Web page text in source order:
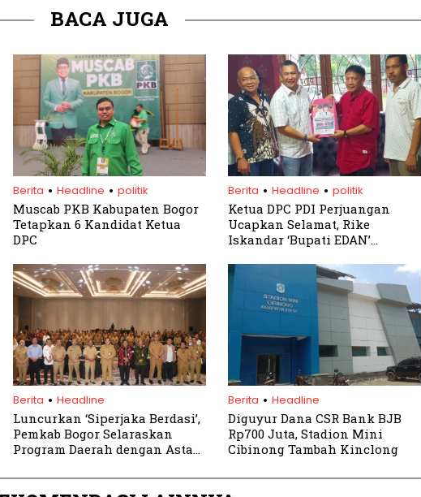
BACA JUGA
Berita . Headline . politik
Muscab PKB Kabupaten Bogor
Tetapkan 6 Kandidat Ketua
DPC
Berita . Headline . politik
Ketua DPC PDI Perjuangan
Ucapkan Selamat, Rike
Iskandar ‘Bupati EDAN’
Pendaftaran Bakal Calon
Bupati Bogor
Berita . Headline
Luncurkan ‘Siperjaka Berdasi’,
Pemkab Bogor Selaraskan
Program Daerah dengan Asta
Berita . Headline
Diguyur Dana CSR Bank BJB
Rp700 Juta, Stadion Mini
Cibinong Tambah Kinclong